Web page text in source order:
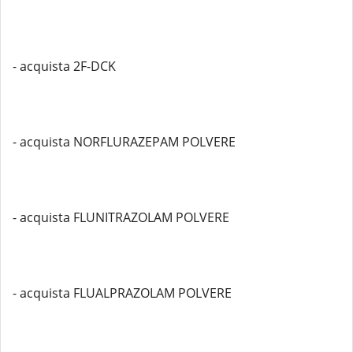
- acquista 2F-DCK
- acquista NORFLURAZEPAM POLVERE
- acquista FLUNITRAZOLAM POLVERE
- acquista FLUALPRAZOLAM POLVERE